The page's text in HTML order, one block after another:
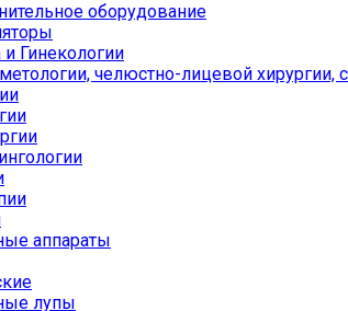
оборудование
Гинекологии
челюстно-лицевой хирургии,
аппараты
лупы